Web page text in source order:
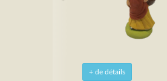
+ de détails